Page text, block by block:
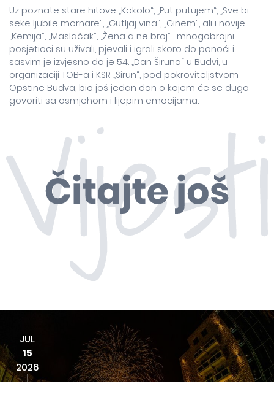
Uz poznate stare hitove „Kokolo“, „Put putujem“, „Sve bi
seke ljubile mornare“, „Gutljaj vina“, „Ginem“, ali i novije
„Kemija“, „Maslačak“, „Žena a ne broj“... mnogobrojni
posjetioci su uživali, pjevali i igrali skoro do ponoći i
sasvim je izvjesno da je 54. „Dan Širuna“ u Budvi, u
organizaciji TOB-a i KSR „Širun“, pod pokroviteljstvom
Opštine Budva, bio još jedan dan o kojem će se dugo
govoriti sa osmjehom i lijepim emocijama.
JUL
15
2026